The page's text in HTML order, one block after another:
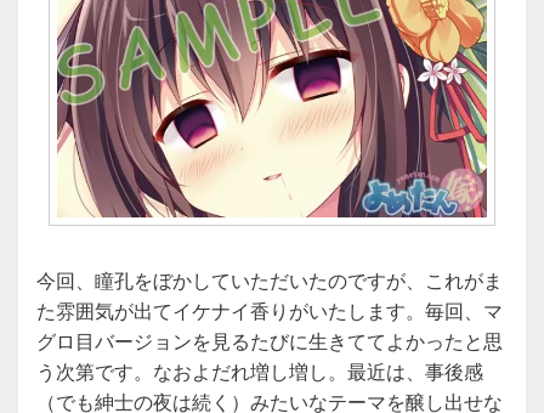
今回、瞳孔をぼかしていただいたのですが、これがま
た雰囲気が出てイケナイ香りがいたします。毎回、マ
グロ目バージョンを見るたびに生きててよかったと思
う次第です。なおよだれ増し増し。最近は、事後感
（でも紳士の夜は続く）みたいなテーマを醸し出せな